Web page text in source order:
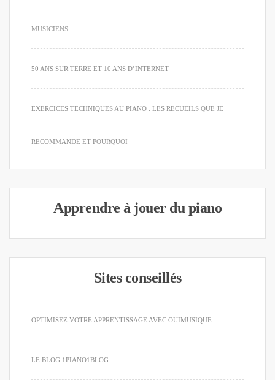
MUSICIENS
50 ANS SUR TERRE ET 10 ANS D’INTERNET
EXERCICES TECHNIQUES AU PIANO : LES RECUEILS QUE JE
RECOMMANDE ET POURQUOI
Apprendre à jouer du piano
Sites conseillés
OPTIMISEZ VOTRE APPRENTISSAGE AVEC OUIMUSIQUE
LE BLOG 1PIANO1BLOG